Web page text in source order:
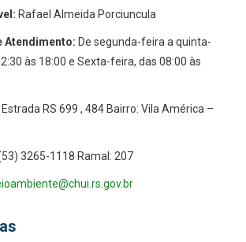
Rafael Almeida Porciuncula
Atendimento: De segunda-feira a quinta-
às 18:00 e Sexta-feira, das 08:00 às
Estrada RS 699 , 484 Bairro: Vila América –
3265-1118 Ramal: 207